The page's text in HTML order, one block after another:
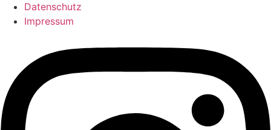
Datenschutz
Impressum